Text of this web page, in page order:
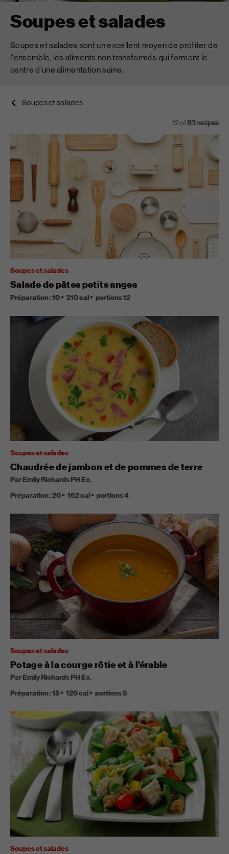
Soupes et salades
Soupes et salades sont un excellent moyen de profiter de
l'ensemble, les aliments non transformés qui forment le
centre d'une alimentation saine.
Soupes et salades
12of63recipes
Soupes et salades
Salade de pâtes petits anges
Préparation :10 210cal portions12
Soupes et salades
Chaudrée de jambon et de pommes de terre
Par Emily Richards PH Ec.
Préparation :20 162cal portions4
Soupes et salades
Potage à la courge rôtie et à l’érable
Par Emily Richards PH Ec.
Préparation :15 120cal portions5
Soupes et salades